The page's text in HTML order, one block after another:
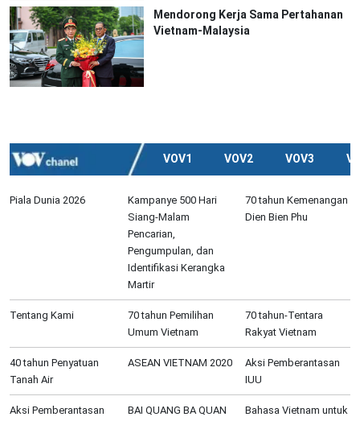
Mendorong Kerja Sama Pertahanan
Vietnam-Malaysia
VOV1 VOV2 VOV3
Piala Dunia 2026
Kampanye 500 Hari
Siang-Malam
Pencarian,
Pengumpulan, dan
Identifikasi Kerangka
Martir
70 tahun Kemenangan
Dien Bien Phu
Tentang Kami
70 tahun Pemilihan
Umum Vietnam
70 tahun-Tentara
Rakyat Vietnam
40 tahun Penyatuan
Tanah Air
ASEAN VIETNAM 2020
Aksi Pemberantasan
IUU
Aksi Pemberantasan
BAI QUANG BA QUAN
Bahasa Vietnam untuk